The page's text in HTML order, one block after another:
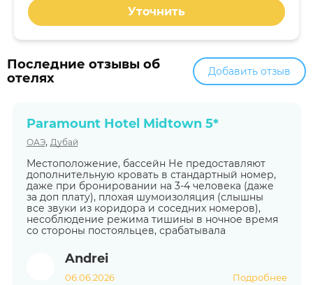
Уточнить
Последние отзывы об
отелях
Добавить отзыв
Paramount Hotel Midtown 5*
ОАЭ, Дубай
Местоположение, бассейн Не предоставляют
дополнительную кровать в стандартный номер,
даже при бронировании на 3-4 человека (даже
за доп плату), плохая шумоизоляция (слышны
все звуки из коридора и соседних номеров),
несоблюдение режима тишины в ночное время
со стороны постояльцев, срабатывала
Andrei
06.06.2026 Подробнее